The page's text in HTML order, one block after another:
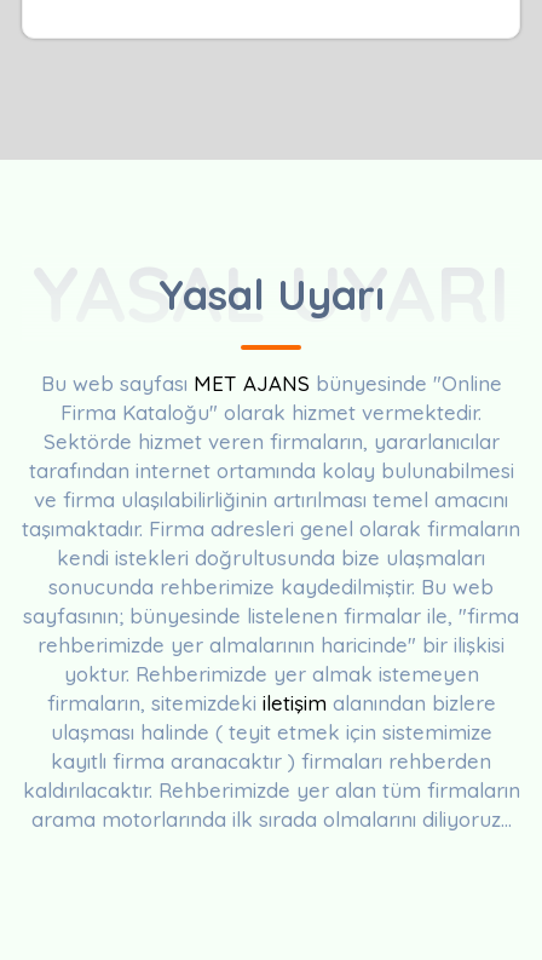
Yasal Uyarı
YASAL UYARI
Bu web sayfası MET AJANS bünyesinde "Online
Firma Kataloğu" olarak hizmet vermektedir.
Sektörde hizmet veren firmaların, yararlanıcılar
tarafından internet ortamında kolay bulunabilmesi
ve firma ulaşılabilirliğinin artırılması temel amacını
taşımaktadır. Firma adresleri genel olarak firmaların
kendi istekleri doğrultusunda bize ulaşmaları
sonucunda rehberimize kaydedilmiştir. Bu web
sayfasının; bünyesinde listelenen firmalar ile, "firma
rehberimizde yer almalarının haricinde" bir ilişkisi
yoktur. Rehberimizde yer almak istemeyen
firmaların, sitemizdeki iletişim alanından bizlere
ulaşması halinde ( teyit etmek için sistemimize
kayıtlı firma aranacaktır ) firmaları rehberden
kaldırılacaktır. Rehberimizde yer alan tüm firmaların
arama motorlarında ilk sırada olmalarını diliyoruz...